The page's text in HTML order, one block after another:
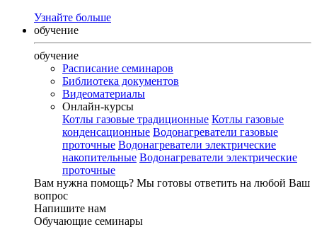
Узнайте больше
обучение
обучение
Расписание семинаров
Библиотека документов
Видеоматериалы
Онлайн-курсы
Котлы газовые традиционные Котлы газовые
конденсационные Водонагреватели газовые
проточные Водонагреватели электрические
накопительные Водонагреватели электрические
проточные
Вам нужна помощь? Мы готовы ответить на любой Ваш
вопрос
Напишите нам
Обучающие семинары